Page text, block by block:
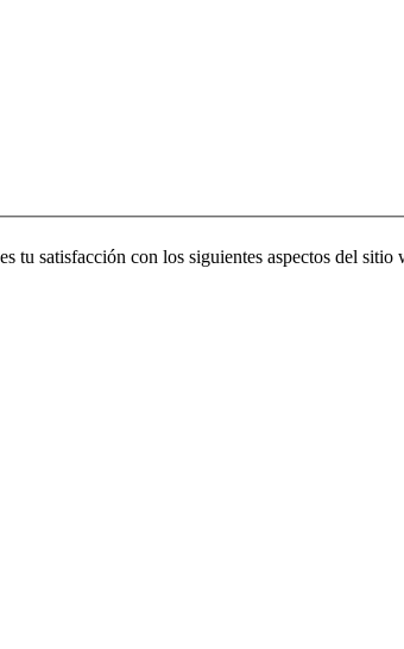
tu satisfacción con los siguientes aspectos del sitio